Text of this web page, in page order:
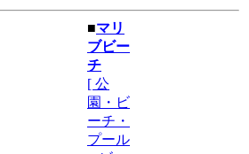
■マリ
ブビー
チ
[ 公
園・ビ
ーチ・
プール